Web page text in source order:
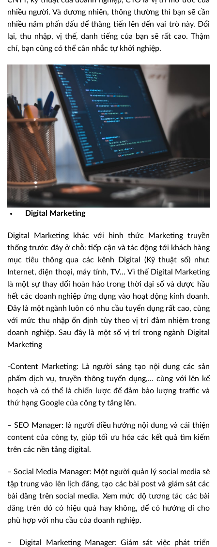
nhiều người. Và đương nhiên, thông thường thì bạn sẽ cần
nhiều năm phấn đấu để thăng tiến lên đến vai trò này. Đổi
lại, thu nhập, vị thế, danh tiếng của bạn sẽ rất cao. Thậm
chí, bạn cũng có thể cân nhắc tự khởi nghiệp.
Digital Marketing
Digital Marketing khác với hình thức Marketing truyền
thống trước đây ở chỗ: tiếp cận và tác động tới khách hàng
mục tiêu thông qua các kênh Digital (Kỹ thuật số) như:
Internet, điện thoại, máy tính, TV… Vì thế Digital Marketing
là một sự thay đổi hoàn hảo trong thời đại số và được hầu
hết các doanh nghiệp ứng dụng vào hoạt động kinh doanh.
Đây là một ngành luôn có nhu cầu tuyển dụng rất cao, cùng
với mức thu nhập ổn định tùy theo vị trí đảm nhiệm trong
doanh nghiệp. Sau đây là một số vị trí trong ngành Digital
Marketing
-Content Marketing: Là người sáng tạo nội dung các sản
phẩm dịch vụ, truyền thông tuyển dụng,… cùng với lên kế
hoạch và có thể là chiến lược để đảm bảo lượng traffic và
thứ hạng Google của công ty tăng lên.
– SEO Manager: là người điều hướng nội dung và cải thiện
content của công ty, giúp tối ưu hóa các kết quả tìm kiếm
trên các nền tảng digital.
– Social Media Manager: Một người quản lý social media sẽ
tập trung vào lên lịch đăng, tạo các bài post và giám sát các
bài đăng trên social media. Xem mức độ tương tác các bài
đăng trên đó có hiệu quả hay không, để có hướng đi cho
phù hợp với nhu cầu của doanh nghiệp.
– Digital Marketing Manager: Giám sát việc phát triển